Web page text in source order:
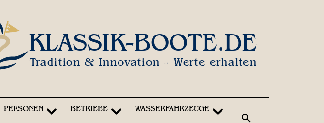
KLASSIK-BOOTE.DE
Tradition & Innovation - Werte erhalten
PERSONEN BETRIEBE WASSERFAHRZEUGE